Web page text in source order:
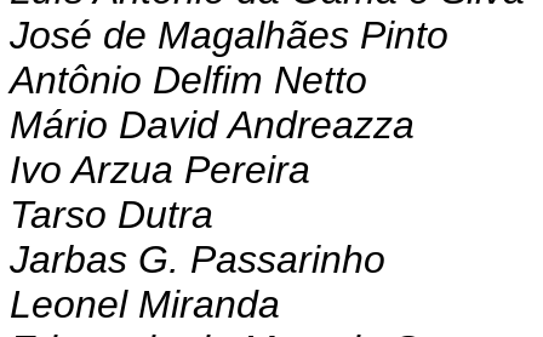
José de Magalhães Pinto
Antônio Delfim Netto
Mário David Andreazza
Ivo Arzua Pereira
Tarso Dutra
Jarbas G. Passarinho
Leonel Miranda